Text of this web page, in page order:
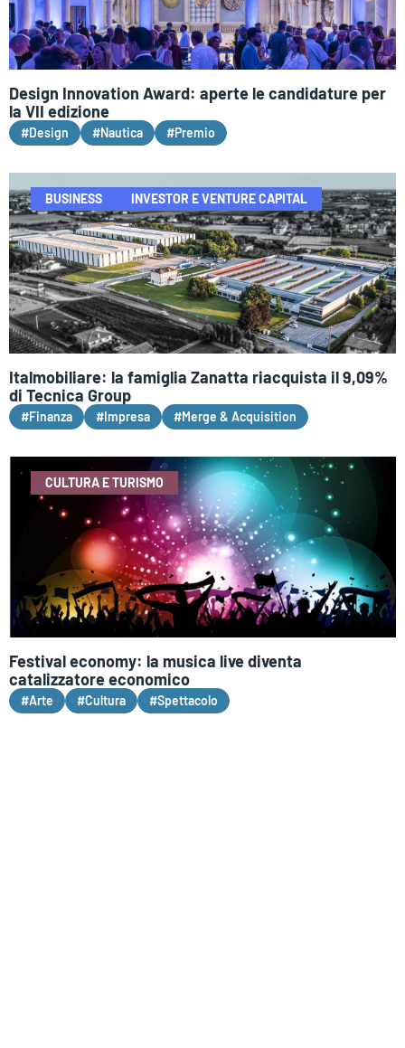
Design Innovation Award: aperte le candidature per
la VII edizione
#Design #Nautica #Premio
BUSINESS INVESTOR E VENTURE CAPITAL
Italmobiliare: la famiglia Zanatta riacquista il 9,09%
di Tecnica Group
#Finanza #Impresa #Merge & Acquisition
CULTURA E TURISMO
Festival economy: la musica live diventa
catalizzatore economico
#Arte #Cultura #Spettacolo